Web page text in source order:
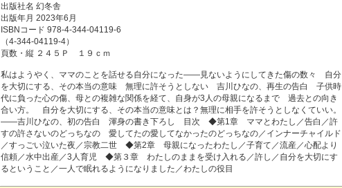
出版社名 幻冬舎
出版年月 2023年6月
ISBNコード 978-4-344-04119-6
（4-344-04119-4）
頁数・縦 ２４５Ｐ １９ｃｍ
私はようやく、ママのことを話せる自分になった――見ないようにしてきた傷の数々 自分
を大切にする、その本当の意味 無理に許そうとしない 吉川ひなの、再生の告白 子供時
代に負った心の傷、母との複雑な関係を経て、自身が3人の母親になるまで 過去との向き
合い方。 自分を大切にする、その本当の意味とは？無理に相手を許そうとしなくていい。
――吉川ひなの、初の告白 渾身の書き下ろし 目次 ◆第1章 ママとわたし／告白／許
すの許さないのどっちなの 愛してたの愛してなかったのどっちなの／インナーチャイルド
／すっごい泣いた夜／宗教二世 ◆第2章 母親になったわたし／子育て／流産／心配より
信頼／水中出産／3人育児 ◆第３章 わたしのままを受け入れる／許し／自分を大切にす
るということ／一人で眠れるようになりました／わたしの役目